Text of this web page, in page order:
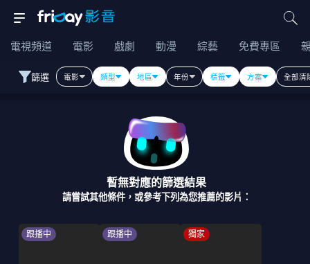
電視頻道 電影 戲劇 動漫 綜藝 免費專區
篩選 電影 類型 地區 年份 標籤 方案 全部清
暫無對應的篩選結果
請嘗試其他條件，或參考下列為您推薦的影片：
跟播中 跟播中 獨家